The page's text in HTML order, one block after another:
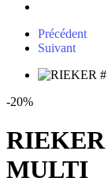
Précédent
Suivant
-20%
RIEKER
MULTI